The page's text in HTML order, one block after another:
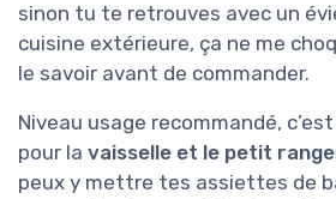
sinon tu te retrouves avec un
cuisine extérieure, ça ne me
le savoir avant de commander.
Niveau usage recommandé,
pour la vaisselle et le petit
peux y mettre tes assiettes de